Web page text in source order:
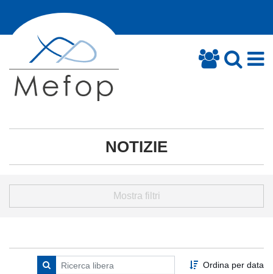
NOTIZIE
Mostra filtri
Ordina per data